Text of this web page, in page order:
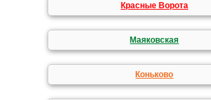
Красные Ворота
Маяковская
Коньково